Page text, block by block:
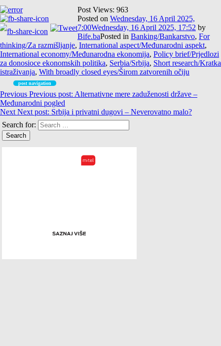
Post Views: 963
Posted on Wednesday, 16 April 2025,
7:00Wednesday, 16 April 2025, 17:52 by
Bife.baPosted in Banking/Bankarstvo, For
thinking/Za razmišljanje, International aspect/Međunarodni aspekt,
International economy/Međunarodna ekonomija, Policy brief/Prjedlozi
za donosioce ekonomskih politika, Serbia/Srbija, Short research/Kratka
istraživanja, With broadly closed eyes/Širom zatvorenih očiju
post navigation
Previous Previous post: Alternativne mere zaduženosti države –
Međunarodni pogled
Next Next post: Srbija i privatni dugovi – Neverovatno malo?
Search for: